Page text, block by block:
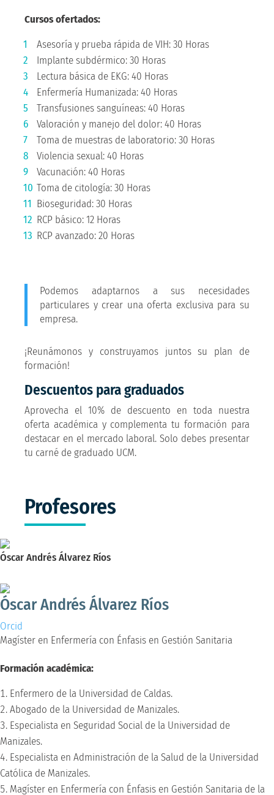
Cursos ofertados:
Asesoría y prueba rápida de VIH: 30 Horas
Implante subdérmico: 30 Horas
Lectura básica de EKG: 40 Horas
Enfermería Humanizada: 40 Horas
Transfusiones sanguíneas: 40 Horas
Valoración y manejo del dolor: 40 Horas
Toma de muestras de laboratorio: 30 Horas
Violencia sexual: 40 Horas
Vacunación: 40 Horas
Toma de citología: 30 Horas
Bioseguridad: 30 Horas
RCP básico: 12 Horas
RCP avanzado: 20 Horas
Podemos adaptarnos a sus necesidades
particulares y crear una oferta exclusiva para su
empresa.
¡Reunámonos y construyamos juntos su plan de
formación!
Descuentos para graduados
Aprovecha el 10% de descuento en toda nuestra
oferta académica y complementa tu formación para
destacar en el mercado laboral. Solo debes presentar
tu carné de graduado UCM.
Profesores
Óscar Andrés Álvarez Ríos
Óscar Andrés Álvarez Ríos
Orcid
Magíster en Enfermería con Énfasis en Gestión Sanitaria
Formación académica:
Enfermero de la Universidad de Caldas.
Abogado de la Universidad de Manizales.
Especialista en Seguridad Social de la Universidad de
Manizales.
Especialista en Administración de la Salud de la Universidad
Católica de Manizales.
Magíster en Enfermería con Énfasis en Gestión Sanitaria de la